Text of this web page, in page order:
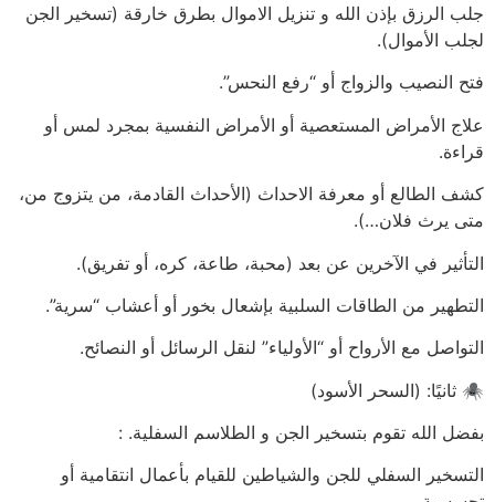
جلب الرزق بإذن الله و تنزيل الاموال بطرق خارقة (تسخير الجن
لجلب الأموال).
فتح النصيب والزواج أو “رفع النحس”.
علاج الأمراض المستعصية أو الأمراض النفسية بمجرد لمس أو
قراءة.
كشف الطالع أو معرفة الاحداث (الأحداث القادمة، من يتزوج من،
متى يرث فلان…).
التأثير في الآخرين عن بعد (محبة، طاعة، كره، أو تفريق).
التطهير من الطاقات السلبية بإشعال بخور أو أعشاب “سرية”.
التواصل مع الأرواح أو “الأولياء” لنقل الرسائل أو النصائح.
🕷️ ثانيًا: (السحر الأسود)
بفضل الله تقوم بتسخير الجن و الطلاسم السفلية. :
التسخير السفلي للجن والشياطين للقيام بأعمال انتقامية أو